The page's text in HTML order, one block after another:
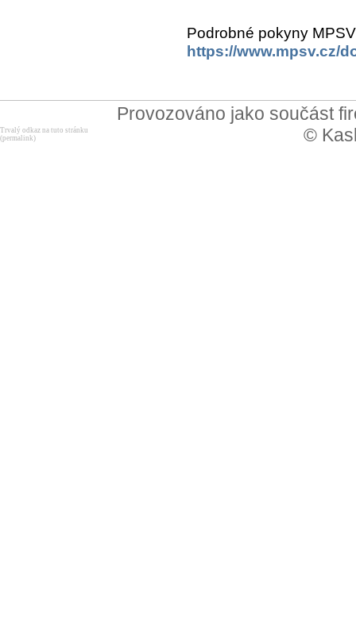
Podrobné pokyny
https://www.mpsv.cz/
Provozováno jako součást
©
Trvalý odkaz na tuto stránku
(permalink)